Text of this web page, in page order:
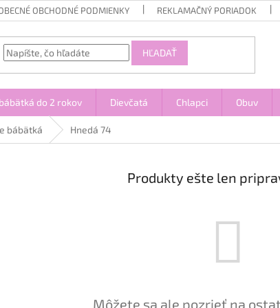
OBCHODNÉ PODMIENKY REKLAMAČNÝ PORIADOK
HĽADAŤ
do 2 rokov Dievčatá Chlapci Obuv
bábätká Hnedá 74
Produkty ešte len
Môžete sa ale pozrieť na